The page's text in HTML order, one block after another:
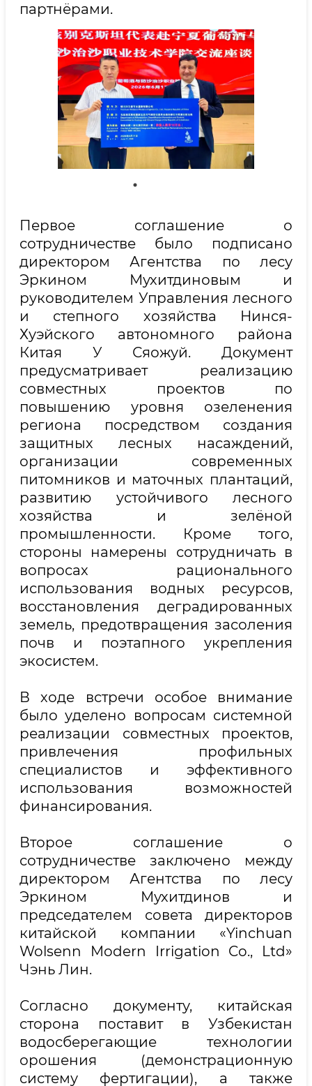
партнёрами.
Первое соглашение о
сотрудничестве было подписано
директором Агентства по лесу
Эркином Мухитдиновым и
руководителем Управления лесного
и степного хозяйства Нинся-
Хуэйского автономного района
Китая У Сяожуй. Документ
предусматривает реализацию
совместных проектов по
повышению уровня озеленения
региона посредством создания
защитных лесных насаждений,
организации современных
питомников и маточных плантаций,
развитию устойчивого лесного
хозяйства и зелёной
промышленности. Кроме того,
стороны намерены сотрудничать в
вопросах рационального
использования водных ресурсов,
восстановления деградированных
земель, предотвращения засоления
почв и поэтапного укрепления
экосистем.
В ходе встречи особое внимание
было уделено вопросам системной
реализации совместных проектов,
привлечения профильных
специалистов и эффективного
использования возможностей
финансирования.
Второе соглашение о
сотрудничестве заключено между
директором Агентства по лесу
Эркином Мухитдинов и
председателем совета директоров
китайской компании «Yinchuan
Wolsenn Modern Irrigation Co., Ltd»
Чэнь Лин.
Согласно документу, китайская
сторона поставит в Узбекистан
водосберегающие технологии
орошения (демонстрационную
систему фертигации), а также